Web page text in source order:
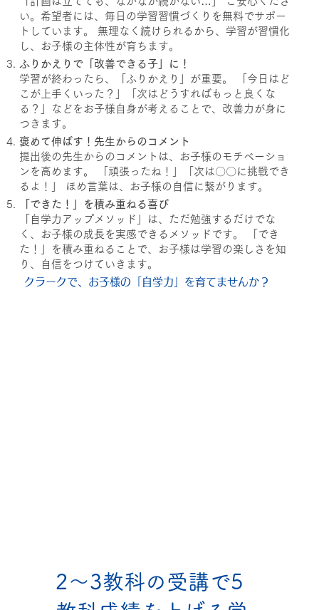
い。希望者には、毎日の学習習慣づくりを無料でサポー
トしています。 無理なく続けられるから、学習が習慣化
し、お子様の主体性が育ちます。
ふりかえりで「改善できる子」に！
学習が終わったら、「ふりかえり」が重要。 「今日はど
こが上手くいった？」「次はどうすればもっと良くな
る？」などをお子様自身が考えることで、改善力が身に
つきます。
褒めて伸ばす！先生からのコメント
提出後の先生からのコメントは、お子様のモチベーショ
ンを高めます。 「頑張ったね！」「次は〇〇に挑戦でき
るよ！」 ほめ言葉は、お子様の自信に繋がります。
「できた！」を積み重ねる喜び
「自学力アップメソッド」は、ただ勉強するだけでな
く、お子様の成長を実感できるメソッドです。 「でき
た！」を積み重ねることで、お子様は学習の楽しさを知
り、自信をつけていきます。
クラークで、お子様の「自学力」を育てませんか？
2～3教科の受講で5